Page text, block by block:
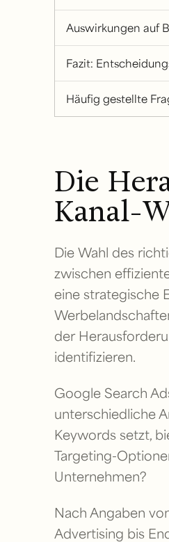
Auswirkungen auf
Fazit:
Häufig gestellte
Die
Kanal-
Die Wahl des
zwischen
eine strategische
der
identifizieren.
Google Search
unterschiedliche
Keywords setzt,
Targeting-
Unternehmen?
Nach Angaben
Advertising bis